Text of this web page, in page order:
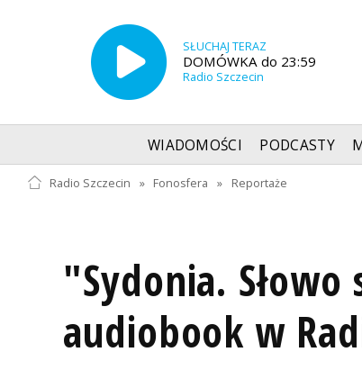
SŁUCHAJ TERAZ
DOMÓWKA do 23:59
Radio Szczecin
WIADOMOŚCI PODCASTY
Radio Szczecin » Fonosfera » Reportaże
"Sydonia. Słowo
audiobook w